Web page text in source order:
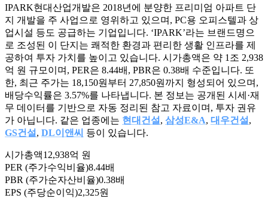
IPARK현대산업개발은 2018년에 분양한 프리미엄 아파트 단
지 개발을 주 사업으로 영위하고 있으며, PC용 오피스텔과 상
업시설 등도 공급하는 기업입니다. ‘IPARK’라는 브랜드명으
로 조성된 이 단지는 쾌적한 환경과 편리한 생활 인프라를 제
공하여 투자 가치를 높이고 있습니다. 시가총액은 약 1조 2,938
억 원 규모이며, PER은 8.44배, PBR은 0.38배 수준입니다. 또
한, 최근 주가는 18,150원부터 27,850원까지 형성되어 있으며,
배당수익률은 3.57%를 나타냅니다. 본 정보는 공개된 시세·재
무 데이터를 기반으로 자동 정리된 참고 자료이며, 투자 권유
가 아닙니다. 같은 업종에는 현대건설 , 삼성E&A, 대우건설 ,
GS건설 , DL이앤씨 등이 있습니다.
시가총액12,938억 원
PER (주가수익비율)8.44배
PBR (주가순자산비율)0.38배
EPS (주당순이익)2,325원